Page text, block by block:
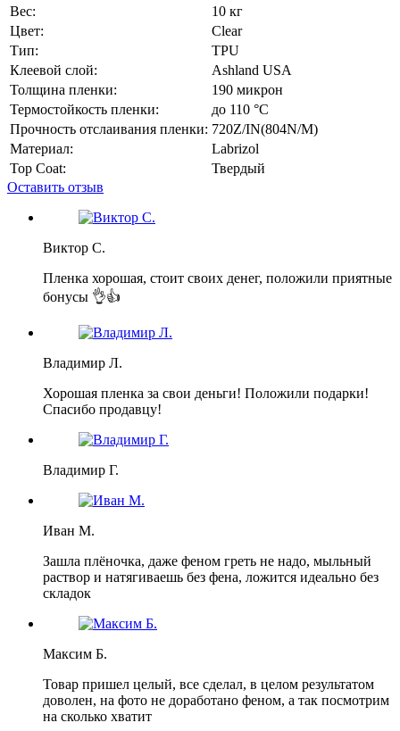
Вес:
10 кг
Цвет:
Сlear
Тип:
TPU
Клеевой слой:
Ashland USA
Толщина пленки:
190 микрон
Термостойкость пленки:
до 110 °C
Прочность отслаивания пленки: 720Z/IN(804N/M)
Материал:
Labrizol
Top Coat:
Твердый
Оставить отзыв
Виктор С.
Пленка хорошая, стоит своих денег, положили приятные
бонусы 👌👍
Владимир Л.
Хорошая пленка за свои деньги! Положили подарки!
Спасибо продавцу!
Владимир Г.
Иван М.
Зашла плёночка, даже феном греть не надо, мыльный
раствор и натягиваешь без фена, ложится идеально без
складок
Максим Б.
Товар пришел целый, все сделал, в целом результатом
доволен, на фото не доработано феном, а так посмотрим
на сколько хватит